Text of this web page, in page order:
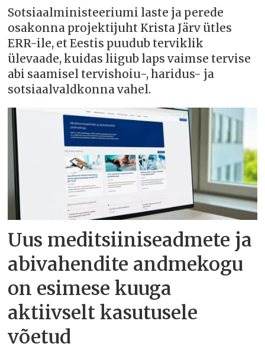
Sotsiaalministeeriumi laste ja perede
osakonna projektijuht Krista Järv ütles
ERR-ile, et Eestis puudub terviklik
ülevaade, kuidas liigub laps vaimse tervise
abi saamisel tervishoiu-, haridus- ja
sotsiaalvaldkonna vahel.
Uus meditsiiniseadmete ja
abivahendite andmekogu
on esimese kuuga
aktiivselt kasutusele
võetud